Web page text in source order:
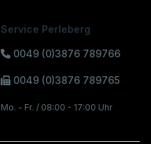
Service Perleberg
0049 (0)3876 789766
0049 (0)3876 789765
Mo. - Fr. / 08:00 - 17:00 Uhr